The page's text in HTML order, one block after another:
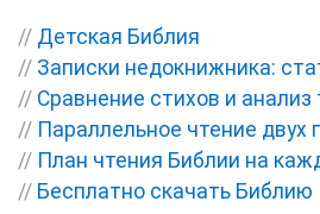
// Детская Библия
// Записки недокнижника:
// Сравнение стихов и анализ
// Параллельное чтение двух
// План чтения Библии на
// Бесплатно скачать Библию